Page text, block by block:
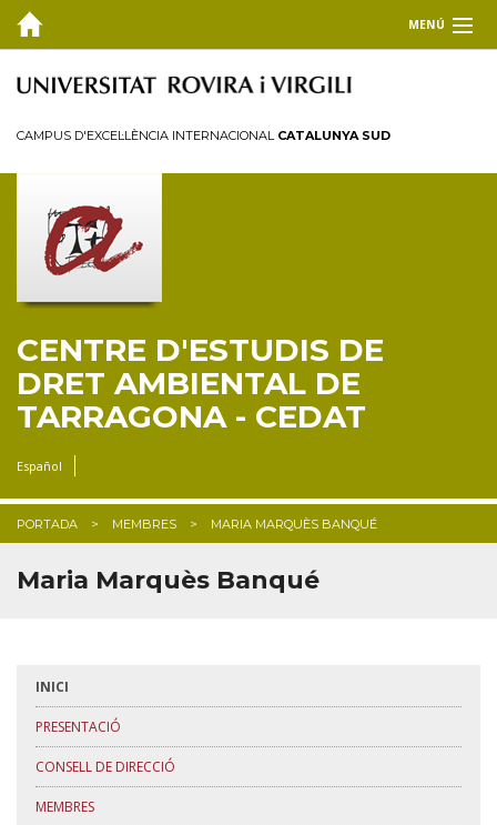
MENÚ
EL CEDAT
Membres
Personal investigador
Reglament
FORMACIÓ
RECERCA I TRANSFERÈNCIA
BLOG
CAMPUS D'EXCEL·LÈNCIA INTERNACIONAL CATALUNYA SUD
CENTRE D'ESTUDIS DE
DRET AMBIENTAL DE
TARRAGONA - CEDAT
Español
PORTADA MEMBRES MARIA MARQUÈS BANQUÉ
Maria Marquès Banqué
INICI
PRESENTACIÓ
CONSELL DE DIRECCIÓ
MEMBRES